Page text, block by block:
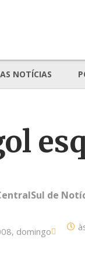
NOTÍCIAS
de
domingo